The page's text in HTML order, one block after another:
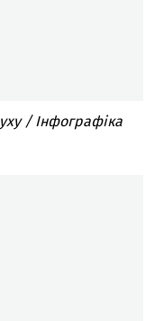
/ Інфографіка